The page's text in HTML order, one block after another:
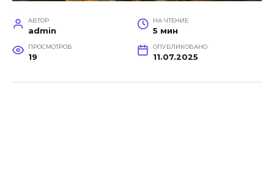
АВТОР
admin
НА ЧТЕНИЕ
5 мин
ПРОСМОТРОВ
19
ОПУБЛИКОВАНО
11.07.2025